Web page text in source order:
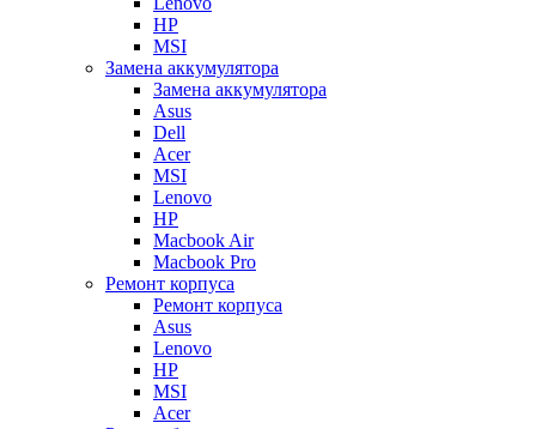
HP
MSI
Замена аккумулятора
Замена аккумулятора
Asus
Dell
Acer
MSI
Lenovo
HP
Macbook Air
Macbook Pro
Ремонт корпуса
Ремонт корпуса
Asus
Lenovo
HP
MSI
Acer